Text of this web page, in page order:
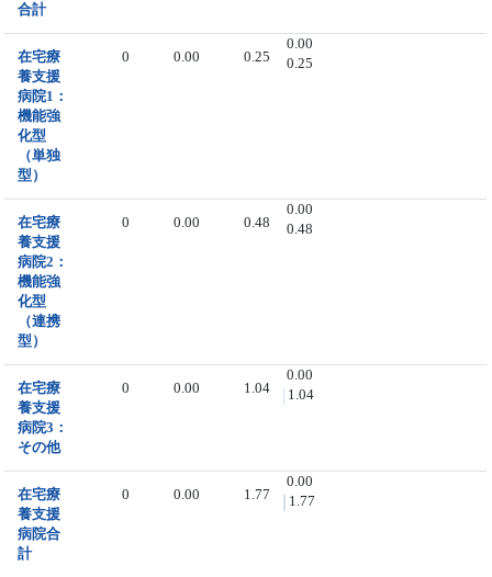
合計
在宅療
養支援
病院1：
機能強
化型
（単独
型）
0 0.00 0.25
0.00
0.25
在宅療
養支援
病院2：
機能強
化型
（連携
型）
0 0.00 0.48
0.00
0.48
在宅療
養支援
病院3：
その他
0 0.00 1.04
0.00
1.04
在宅療
養支援
病院合
計
0 0.00 1.77
0.00
1.77